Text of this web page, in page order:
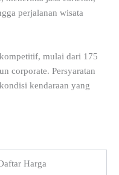
perjalanan wisata
mulai dari 175
corporate. Persyaratan
kendaraan yang
Harga